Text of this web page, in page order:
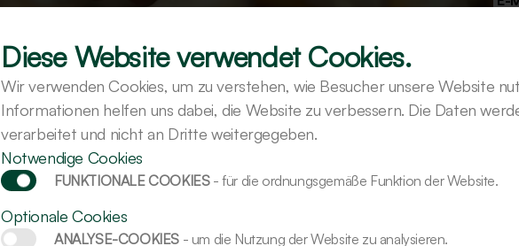
Diese Website verwendet Cookies.
Wir verwenden Cookies, um zu verstehen, wie Besucher unsere Website
Informationen helfen uns dabei, die Website zu verbessern. Die Daten
verarbeitet und nicht an Dritte weitergegeben.
Notwendige Cookies
FUNKTIONALE COOKIES - für die ordnungsgemäße Funktion der Website.
Optionale Cookies
ANALYSE-COOKIES - um die Nutzung der Website zu analysieren.